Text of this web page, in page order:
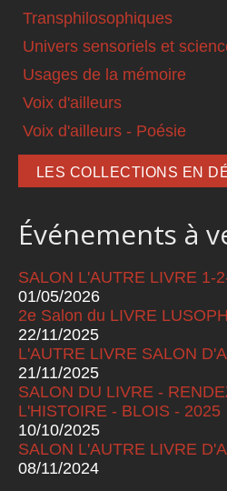
Transphilosophiques
Univers sensoriels et
Usages de la mémoire
Voix d'ailleurs
Voix d'ailleurs - Poésie
LES COLLECTIONS EN
Événements à
SALON L'AUTRE LIVRE 1-
01/05/2026
2e Salon du LIVRE
22/11/2025
L'AUTRE LIVRE SALON
21/11/2025
SALON DU LIVRE -
L'HISTOIRE - BLOIS - 2025
10/10/2025
SALON L'AUTRE LIVRE
08/11/2024